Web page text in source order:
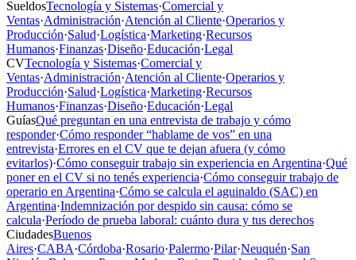
SueldosTecnología y Sistemas·Comercial y
Ventas·Administración·Atención al Cliente·Operarios y
Producción·Salud·Logística·Marketing·Recursos
Humanos·Finanzas·Diseño·Educación·Legal
CVTecnología y Sistemas·Comercial y
Ventas·Administración·Atención al Cliente·Operarios y
Producción·Salud·Logística·Marketing·Recursos
Humanos·Finanzas·Diseño·Educación·Legal
GuíasQué preguntan en una entrevista de trabajo y cómo
responder·Cómo responder “hablame de vos” en una
entrevista·Errores en el CV que te dejan afuera (y cómo
evitarlos)·Cómo conseguir trabajo sin experiencia en Argentina·Qué
poner en el CV si no tenés experiencia·Cómo conseguir trabajo de
operario en Argentina·Cómo se calcula el aguinaldo (SAC) en
Argentina·Indemnización por despido sin causa: cómo se
calcula·Período de prueba laboral: cuánto dura y tus derechos
CiudadesBuenos
Aires·CABA·Córdoba·Rosario·Palermo·Pilar·Neuquén·San